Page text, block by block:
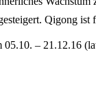
Qigong ist
– 21.12.16